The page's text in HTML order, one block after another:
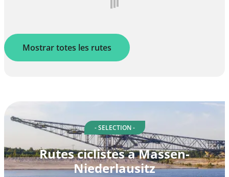
Mostrar totes les rutes
- SELECTION -
Rutes ciclistes a Massen-
Niederlausitz